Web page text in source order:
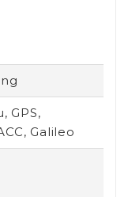
GPS,
Galileo